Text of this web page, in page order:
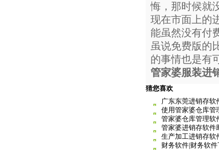
悔，那时候就
现在市面上的
能虽然没有付
虽说免费版的
的事情也是有
管家婆服装进
猜您喜欢
广东东莞进销存软
使用管家婆仓库管
管家婆仓库管理软
管家婆进销存软件
生产加工进销存软
财务软件|财务软